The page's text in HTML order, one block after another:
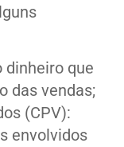
dinheiro que
das vendas;
(CPV):
envolvidos